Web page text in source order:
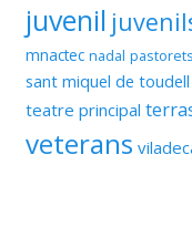
juvenil
mnactec nadal pastorets
sant miquel de toudell
teatre principal
veterans